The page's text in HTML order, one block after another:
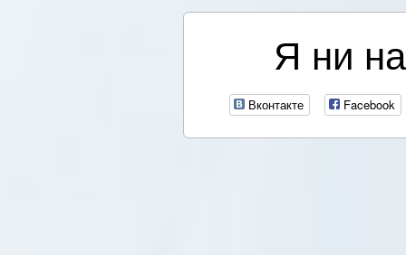
Я ни
Вконтакте Facebook